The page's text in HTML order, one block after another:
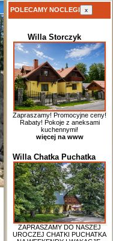
POLECAMY NOCLEGI x
Willa Storczyk
Zapraszamy! Promocyjne ceny!
Rabaty! Pokoje z aneksami
kuchennymi!
więcej na www
Willa Chatka Puchatka
ZAPRASZAMY DO NASZEJ
UROCZEJ CHATKI PUCHATKA